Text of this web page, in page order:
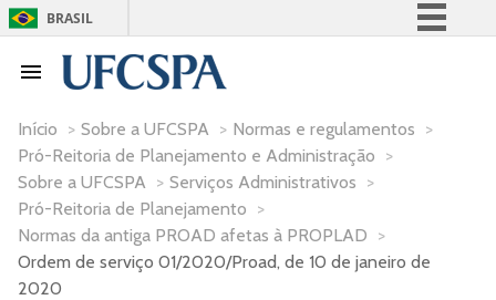
BRASIL
Participe
Acesso à informação
Canais
Início > Sobre a UFCSPA > Normas e regulamentos >
Pró-Reitoria de Planejamento e Administração >
Sobre a UFCSPA > Serviços Administrativos >
Pró-Reitoria de Planejamento >
Normas da antiga PROAD afetas à PROPLAD >
Ordem de serviço 01/2020/Proad, de 10 de janeiro de
2020